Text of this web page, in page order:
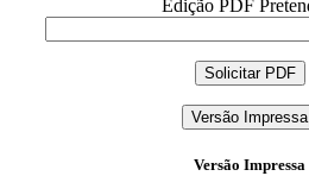
Edição PDF
Versão Impressa
Versão Impressa